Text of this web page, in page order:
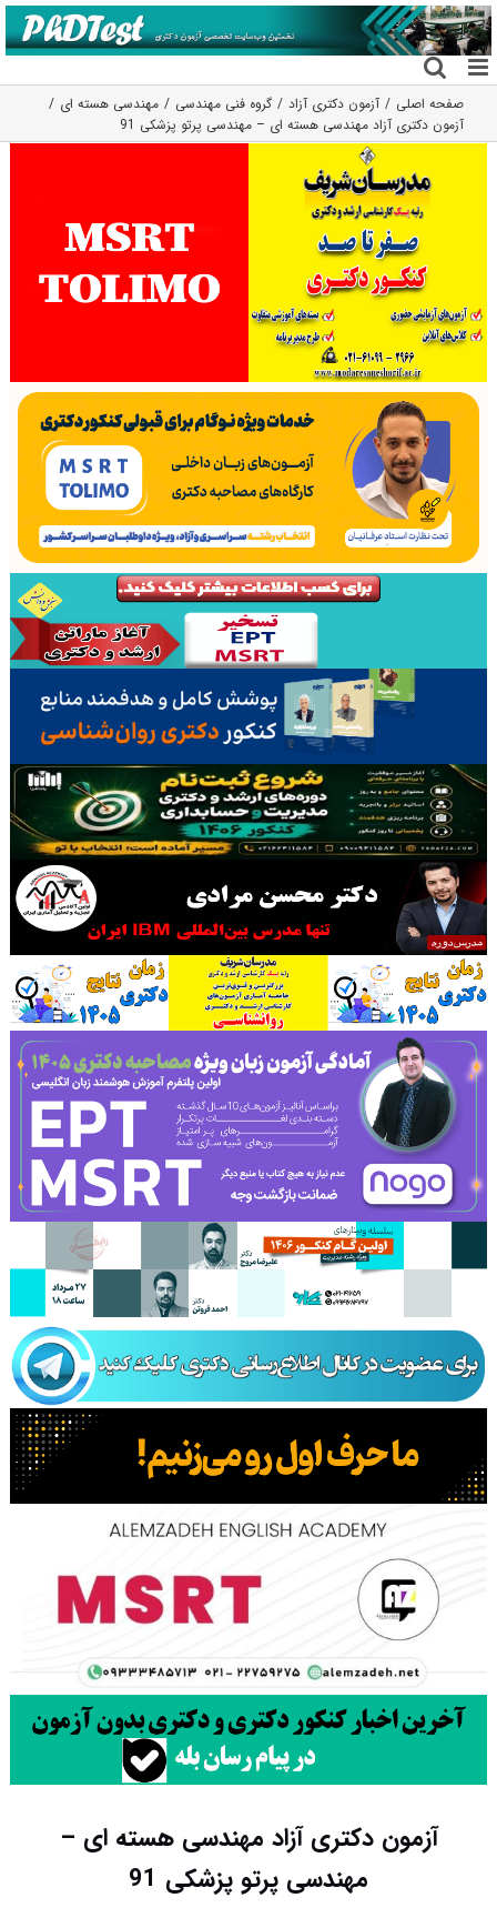
رفتن
به
محتوا
صفحه اصلی آزمون دکتری آزاد گروه فنی مهندسی
مهندسی هسته ای
آزمون دکتری آزاد مهندسی هسته ای – مهندسی پرتو پزشکی 91
آزمون دکتری آزاد مهندسی هسته ای –
مهندسی پرتو پزشکی 91